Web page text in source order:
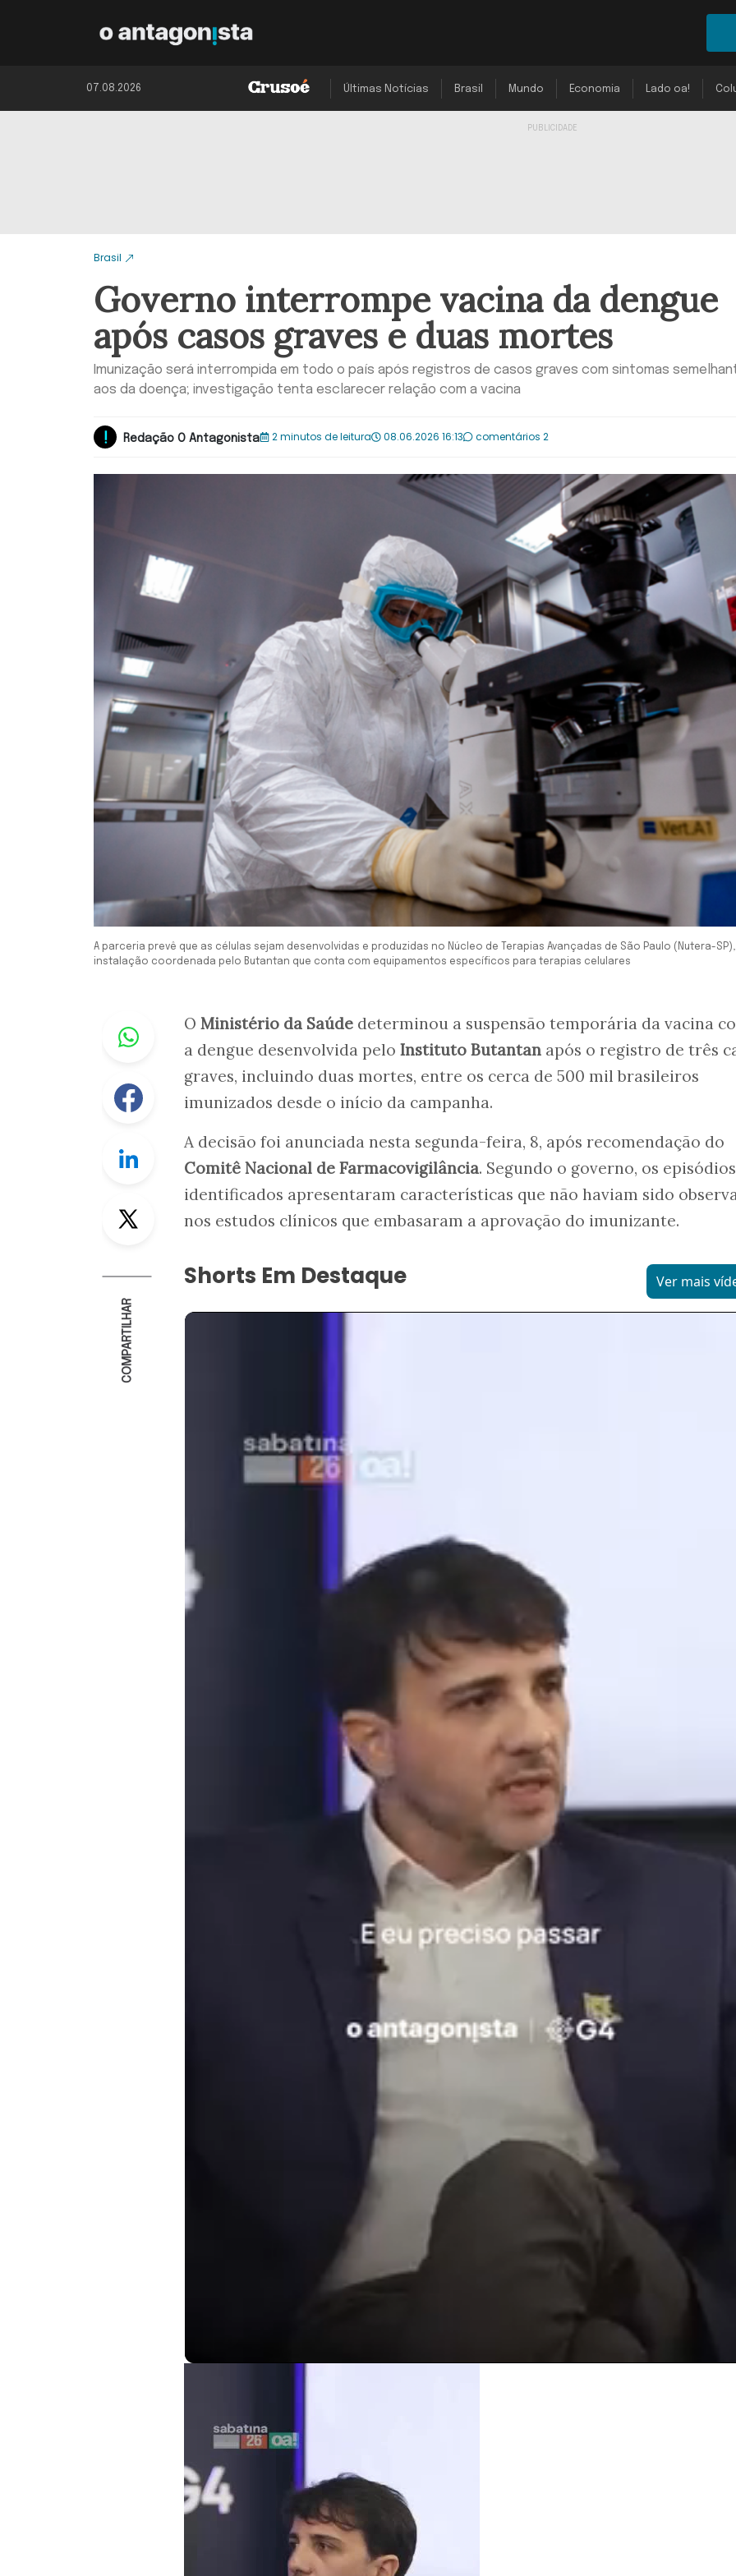
07.08.2026 Últimas Notícias Brasil Mundo Economia Lado oa!
Brasil
Governo interrompe vacina da dengue
após casos graves e duas mortes
Imunização será interrompida em todo o país após registros de casos graves com sintomas
aos da doença; investigação tenta esclarecer relação com a vacina
Redação O Antagonista 2 minutos de leitura 08.06.2026 16:13 comentários 2
A parceria prevê que as células sejam desenvolvidas e produzidas no Núcleo de Terapias Avançadas de São Paulo (Nutera-SP),
instalação coordenada pelo Butantan que conta com equipamentos específicos para terapias celulares
Whastapp
Facebook
Linkedin
Twitter
COMPARTILHAR
O Ministério da Saúde determinou a suspensão temporária da vacina
a dengue desenvolvida pelo Instituto Butantan após o registro de três
graves, incluindo duas mortes, entre os cerca de 500 mil brasileiros
imunizados desde o início da campanha.
A decisão foi anunciada nesta segunda-feira, 8, após recomendação do
Comitê Nacional de Farmacovigilância. Segundo o governo, os episódios
identificados apresentaram características que não haviam sido
nos estudos clínicos que embasaram a aprovação do imunizante.
Shorts Em Destaque Ver mais